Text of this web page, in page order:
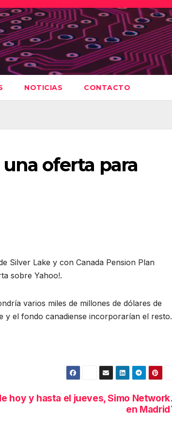
NOTICIAS CONTACTO
oferta para
Silver Lake y con Canada Pension Plan
sobre Yahoo!.
varios miles de millones de dólares de
y el fondo canadiense incorporarían el resto.
hoy y hasta el jueves, Simo Network
en Madrid